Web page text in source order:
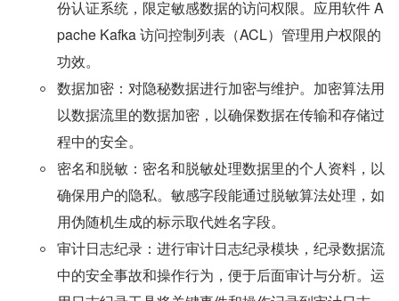
份认证系统，限定敏感数据的访问权限。应用软件 A
pache Kafka 访问控制列表（ACL）管理用户权限的
功效。
数据加密：对隐秘数据进行加密与维护。加密算法用
以数据流里的数据加密，以确保数据在传输和存储过
程中的安全。
密名和脱敏：密名和脱敏处理数据里的个人资料，以
确保用户的隐私。敏感字段能通过脱敏算法处理，如
用伪随机生成的标示取代姓名字段。
审计日志纪录：进行审计日志纪录模块，纪录数据流
中的安全事故和操作行为，便于后面审计与分析。运